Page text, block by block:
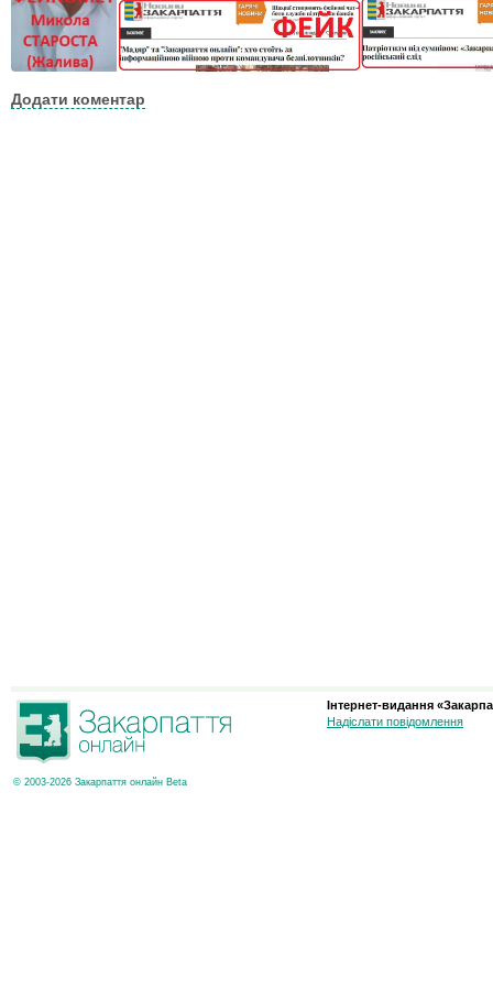
Додати коментар
© 2003-2026 Закарпаття онлайн Beta
Інтернет-видання
Надіслати повідомлення